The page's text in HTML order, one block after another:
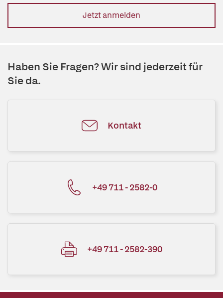
Jetzt anmelden
Haben Sie Fragen? Wir sind jederzeit für
Sie da.
Kontakt
+49 711 - 2582-0
+49 711 - 2582-390